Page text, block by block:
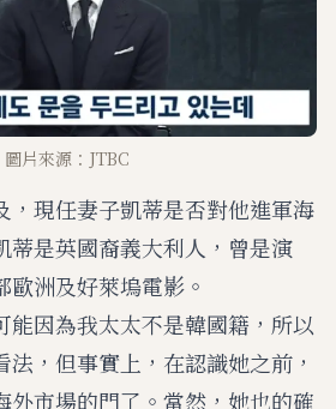
圖片來源：JTBC
，現任妻子凱蒂是否對他進軍海
蒂是英國裔義大利人，曾是演
歐洲及好萊塢電影。
能因為我太太不是韓國籍，所以
，但事實上，在認識她之前，
外市場的門了。當然，她也的確